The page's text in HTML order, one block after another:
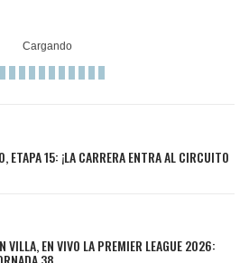
ETAPA 15: ¡LA CARRERA ENTRA AL CIRCUITO
VILLA, EN VIVO LA PREMIER LEAGUE 2026: